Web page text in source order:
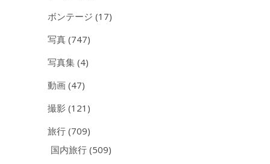
ボンテージ (17)
写真 (747)
写真集 (4)
動画 (47)
撮影 (121)
旅行 (709)
国内旅行 (509)